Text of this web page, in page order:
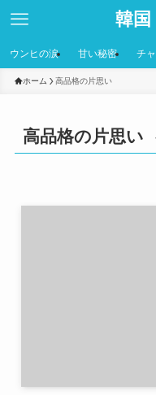
韓
ウンヒの涙 甘い秘密 チ
ホーム 高品格の片思い
高品格の片思い